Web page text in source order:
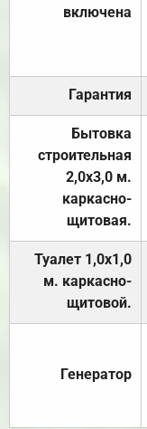
включена
Гарантия
Бытовка
строительная
2,0х3,0 м.
каркасно-
щитовая.
Туалет 1,0х1,0
м. каркасно-
щитовой.
Генератор